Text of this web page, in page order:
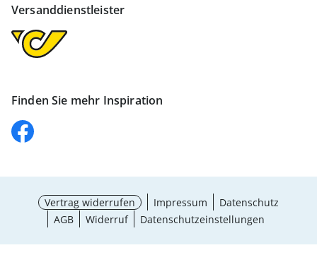
Versanddienstleister
Finden Sie mehr Inspiration
Vertrag widerrufen Impressum
Datenschutz
AGB
Widerruf Datenschutzeinstellungen